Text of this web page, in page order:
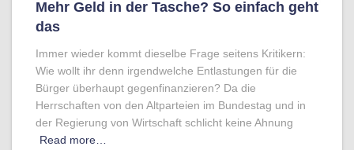
Mehr Geld in der Tasche? So einfach geht
das
Immer wieder kommt dieselbe Frage seitens Kritikern:
Wie wollt ihr denn irgendwelche Entlastungen für die
Bürger überhaupt gegenfinanzieren? Da die
Herrschaften von den Altparteien im Bundestag und in
der Regierung von Wirtschaft schlicht keine Ahnung
Read more…